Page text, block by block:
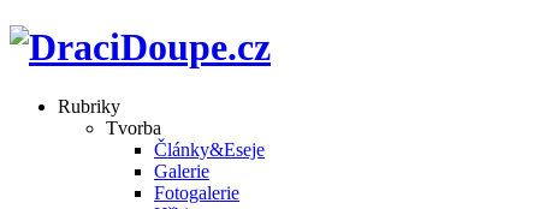
Rubriky
Tvorba
Články&Eseje
Galerie
Fotogalerie